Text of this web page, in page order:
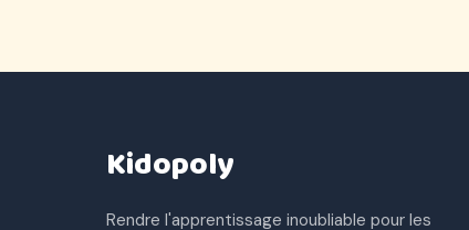
Kidopoly
Rendre l'apprentissage inoubliable pour les